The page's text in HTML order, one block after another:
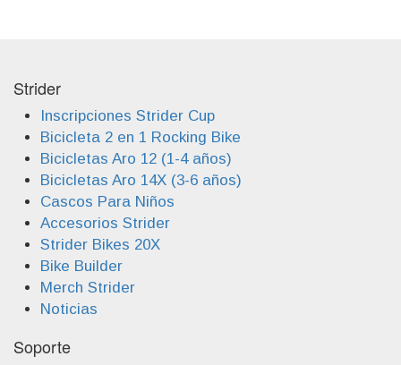
Strider
Inscripciones Strider Cup
Bicicleta 2 en 1 Rocking Bike
Bicicletas Aro 12 (1-4 años)
Bicicletas Aro 14X (3-6 años)
Cascos Para Niños
Accesorios Strider
Strider Bikes 20X
Bike Builder
Merch Strider
Noticias
Soporte